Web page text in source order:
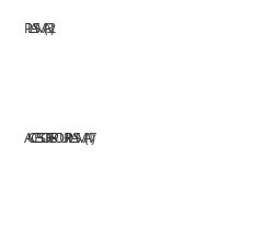
PLASMA32
ACCESSOIRES POUR PLASMA17